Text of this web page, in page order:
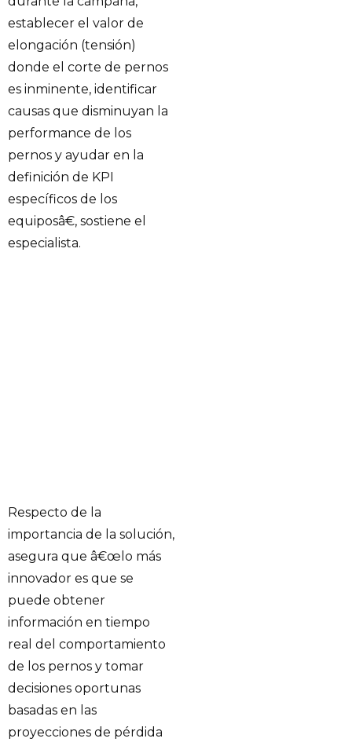
establecer el valor de
elongación (tensión)
donde el corte de pernos
es inminente, identificar
causas que disminuyan la
performance de los
pernos y ayudar en la
definición de KPI
específicos de los
equiposâ€, sostiene el
especialista.
Respecto de la
importancia de la solución,
asegura que â€œlo más
innovador es que se
puede obtener
información en tiempo
real del comportamiento
de los pernos y tomar
decisiones oportunas
basadas en las
proyecciones de pérdida